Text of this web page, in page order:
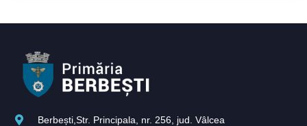
Berbești,Str. Principala, nr. 256, jud. Vâlcea